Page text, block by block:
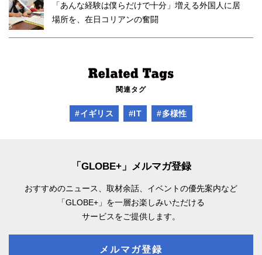
「あんな経験は僕らだけで十分」増える外国人に居
場所を、在日コリアンの奮闘
関連タグ
#イギリス #IT #多様性
「GLOBE+」メルマガ登録
おすすめのニュース、取材余話、 イベントの優先案内など
「GLOBE+」を一層お楽しみいただける
サービスをご提供します。
メルマガ登録